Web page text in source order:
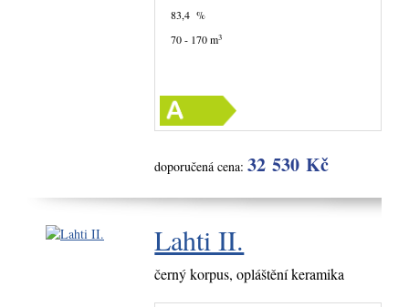
83,4 %
70 - 170 m3
doporučená cena:32 530 Kč
Lahti II.
černý korpus, opláštění keramika